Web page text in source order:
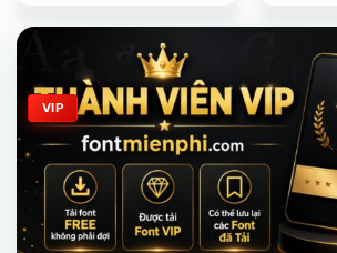
Giảm giá!
VIP